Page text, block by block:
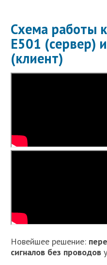
Схема работы
E501 (сервер)
(клиент)
Новейшее решение:
сигналов без проводов